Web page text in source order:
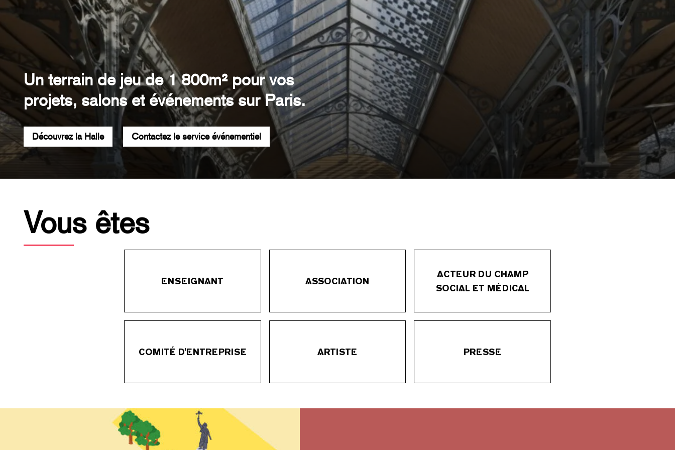
Un terrain de jeu de 1 800m² pour vos
projets, salons et événements sur Paris.
Découvrez la Halle Contactez le service événementiel
Vous êtes
ENSEIGNANT ASSOCIATION
ACTEUR DU CHAMP
SOCIAL ET MÉDICAL
COMITÉ D'ENTREPRISE ARTISTE PRESSE